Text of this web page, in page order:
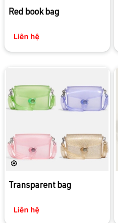
Red book bag
Liên hệ
Transparent bag
Liên hệ